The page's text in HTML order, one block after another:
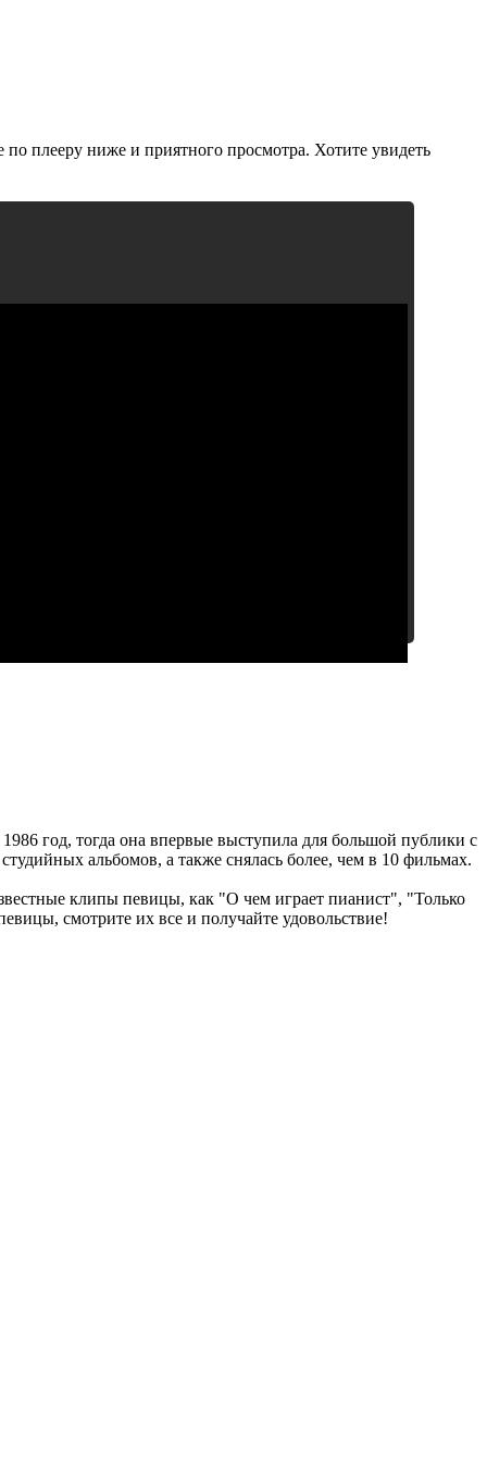
плееру ниже и приятного просмотра. Хотите увидеть
год, тогда она впервые выступила для большой публики с
альбомов, а также снялась более, чем в 10 фильмах.
клипы певицы, как "О чем играет пианист", "Только
смотрите их все и получайте удовольствие!